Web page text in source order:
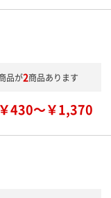
品が2商品あります
￥430～￥1,370